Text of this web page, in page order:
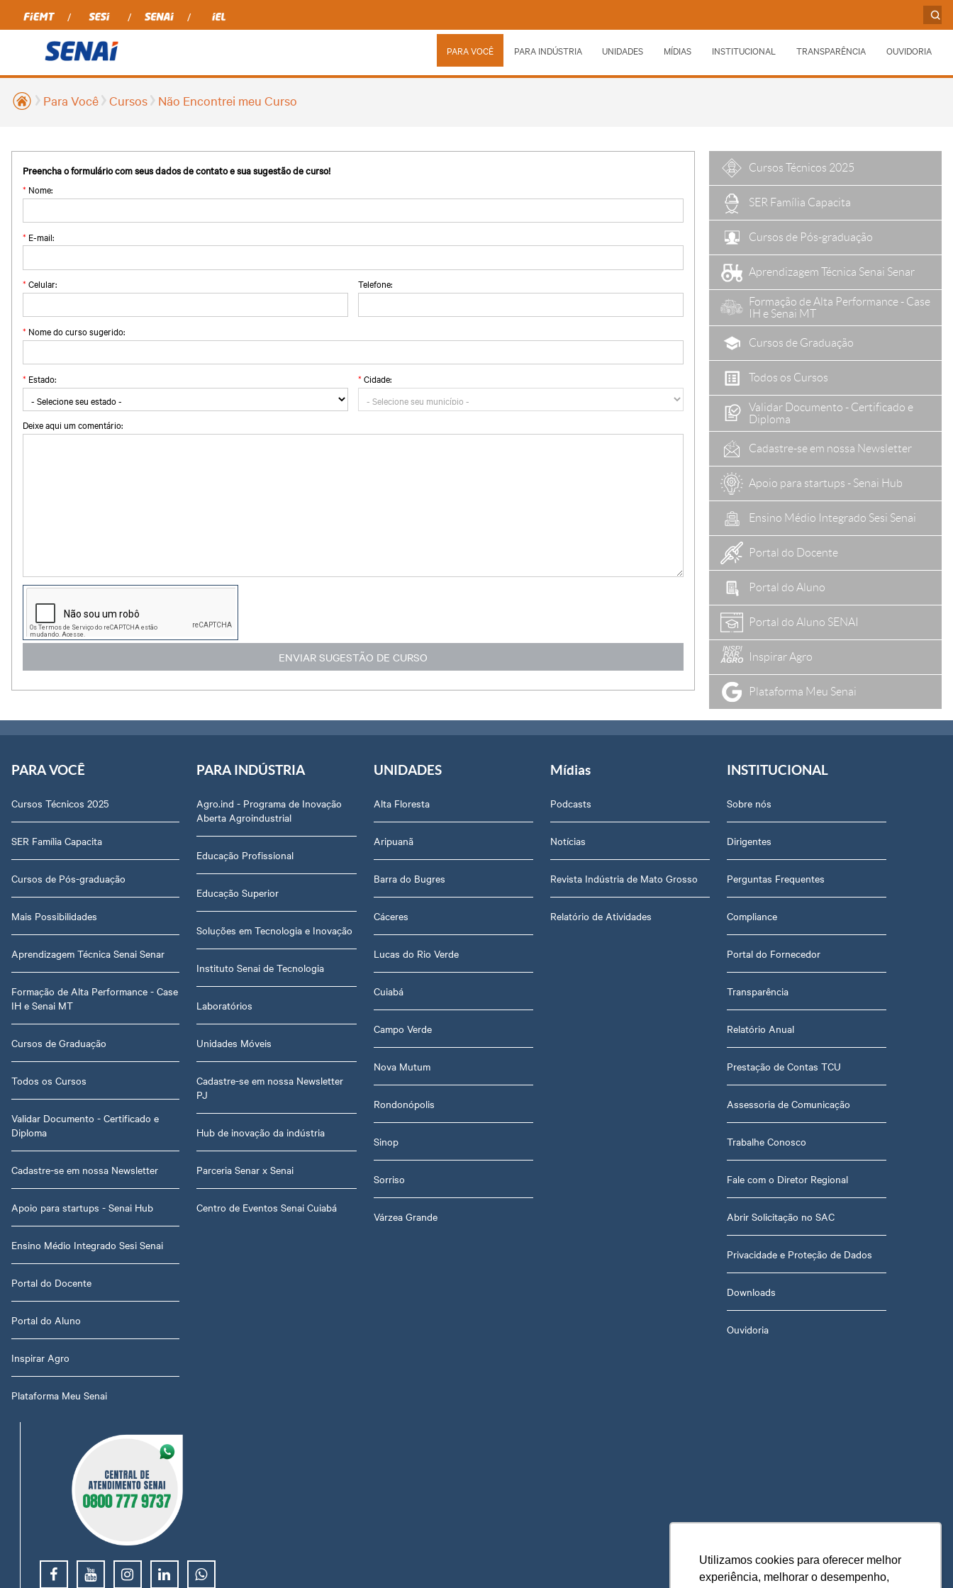
Utilizamos cookies para oferecer melhor
experiência, melhorar o desempenho,
PARA VOCÊ PARA INDÚSTRIA UNIDADES MÍDIAS INSTITUCIONAL TRANSPARÊNCIA OUVIDORIA
Para Você Cursos Não Encontrei meu Curso
Preencha o formulário com seus dados de contato e sua sugestão de curso!
* Nome:
* E-mail:
* Celular: Telefone:
* Nome do curso sugerido:
* Estado: * Cidade:
Deixe aqui um comentário:
Cursos Técnicos 2025
SER Família Capacita
Cursos de Pós-graduação
Aprendizagem Técnica Senai Senar
Formação de Alta Performance - Case
IH e Senai MT
Cursos de Graduação
Todos os Cursos
Validar Documento - Certificado e
Diploma
Cadastre-se em nossa Newsletter
Apoio para startups - Senai Hub
Ensino Médio Integrado Sesi Senai
Portal do Docente
Portal do Aluno
Portal do Aluno SENAI
Inspirar Agro
Plataforma Meu Senai
PARA VOCÊ
Cursos Técnicos 2025
SER Família Capacita
Cursos de Pós-graduação
Mais Possibilidades
Aprendizagem Técnica Senai Senar
Formação de Alta Performance - Case
IH e Senai MT
Cursos de Graduação
Todos os Cursos
Validar Documento - Certificado e
Diploma
Cadastre-se em nossa Newsletter
Apoio para startups - Senai Hub
Ensino Médio Integrado Sesi Senai
Portal do Docente
Portal do Aluno
Inspirar Agro
Plataforma Meu Senai
PARA INDÚSTRIA
Agro.ind - Programa de Inovação
Aberta Agroindustrial
Educação Profissional
Educação Superior
Soluções em Tecnologia e Inovação
Instituto Senai de Tecnologia
Laboratórios
Unidades Móveis
Cadastre-se em nossa Newsletter
PJ
Hub de inovação da indústria
Parceria Senar x Senai
Centro de Eventos Senai Cuiabá
UNIDADES
Alta Floresta
Aripuanã
Barra do Bugres
Cáceres
Lucas do Rio Verde
Cuiabá
Campo Verde
Nova Mutum
Rondonópolis
Sinop
Sorriso
Várzea Grande
Mídias
Podcasts
Notícias
Revista Indústria de Mato Grosso
Relatório de Atividades
INSTITUCIONAL
Sobre nós
Dirigentes
Perguntas Frequentes
Compliance
Portal do Fornecedor
Transparência
Relatório Anual
Prestação de Contas TCU
Assessoria de Comunicação
Trabalhe Conosco
Fale com o Diretor Regional
Abrir Solicitação no SAC
Privacidade e Proteção de Dados
Downloads
Ouvidoria